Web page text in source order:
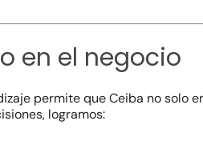
en el negocio
permite que Ceiba no
logramos: